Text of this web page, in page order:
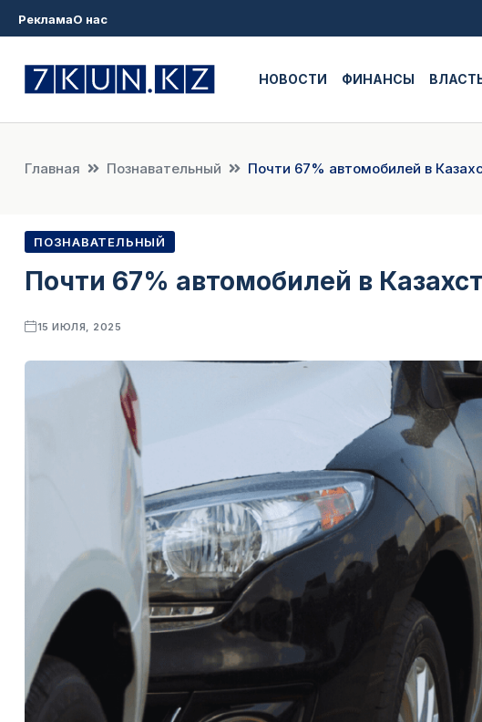
РекламаО нас
НОВОСТИ ФИНАНСЫ
Главная Познавательный Почти 67% автомобилей в
ПОЗНАВАТЕЛЬНЫЙ
Почти 67% автомобилей в
15 ИЮЛЯ, 2025